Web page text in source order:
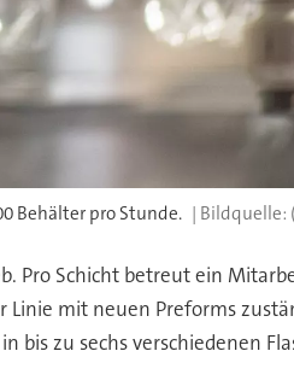
Behälter pro Stunde.
Schicht betreut ein
mit neuen Preforms
bis zu sechs verschiedenen